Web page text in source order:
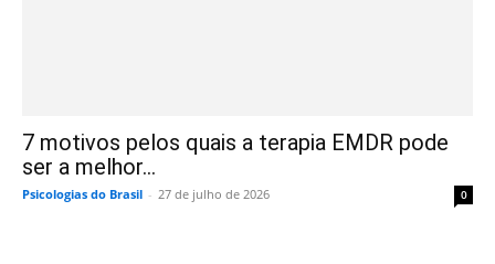
7 motivos pelos quais a terapia EMDR pode
ser a melhor...
Psicologias do Brasil - 27 de julho de 2026 0